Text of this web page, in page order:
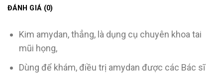
ĐÁNH GIÁ (0)
Kim amydan, thẳng, là dụng cụ chuyên khoa tai
mũi họng,
Dùng để khám, điều trị amydan được các Bác sĩ